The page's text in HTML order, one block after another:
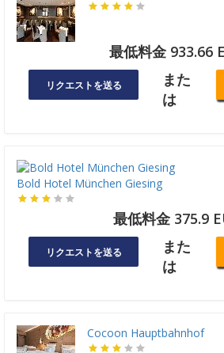
最低料金 933.66
リクエストを送る
また
は
Bold Hotel München Giesing
最低料金 375.9
リクエストを送る
また
は
Cocoon Hauptbahnhof